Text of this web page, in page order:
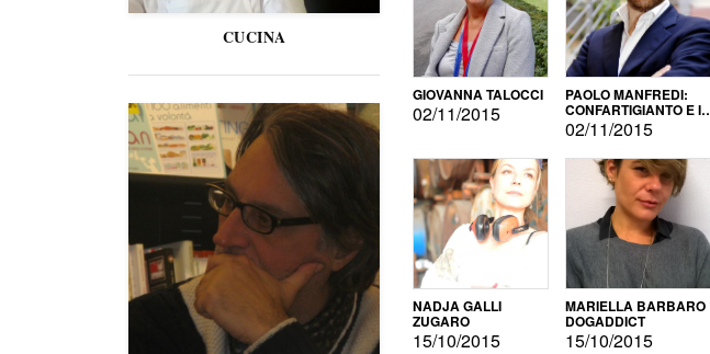
CUCINA
GIOVANNA TALOCCI
02/11/2015
PAOLO MANFREDI:
CONFARTIGIANTO E IL
SONDAGGIO
02/11/2015
NADJA GALLI
ZUGARO
15/10/2015
MARIELLA BARBARO
DOGADDICT
15/10/2015